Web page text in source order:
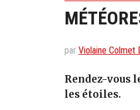
par Violaine Colmet
Rendez-vous
les étoiles.